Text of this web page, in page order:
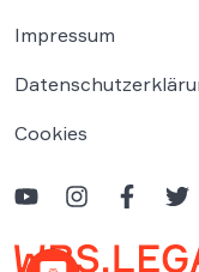
Impressum
Cookies